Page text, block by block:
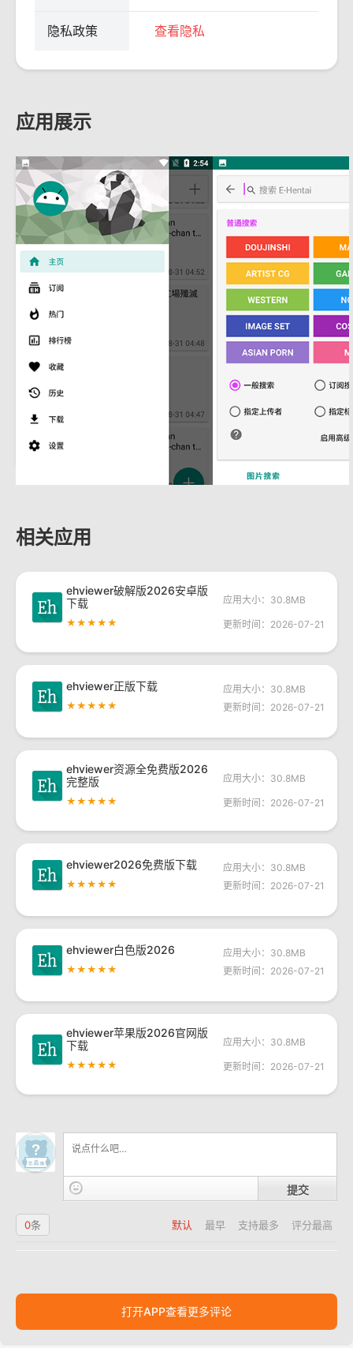
隐私政策 查看隐私
应用展示
相关应用
ehviewer破解版2026安卓版
下载
★★★★★
应用大小：30.8MB
更新时间：2026-07-21
ehviewer正版下载
★★★★★
应用大小：30.8MB
更新时间：2026-07-21
ehviewer资源全免费版2026
完整版
★★★★★
应用大小：30.8MB
更新时间：2026-07-21
ehviewer2026免费版下载
★★★★★
应用大小：30.8MB
更新时间：2026-07-21
ehviewer白色版2026
★★★★★
应用大小：30.8MB
更新时间：2026-07-21
ehviewer苹果版2026官网版
下载
★★★★★
应用大小：30.8MB
更新时间：2026-07-21
提交
默认 最早 支持最多 评分最高
0条
打开APP查看更多评论